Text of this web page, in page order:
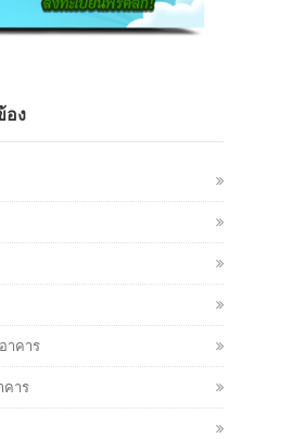
อง
าคาร
คาร